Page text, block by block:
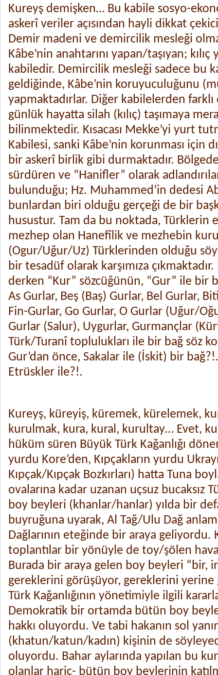
Kureyş demişken… Bu kabile sosyo-
askerî veriler açısından hayli dikkat
Demir madeni ve demircilik mesleği
Kâbe’nin anahtarını yapan/taşıyan; kılıç
kabiledir. Demircilik mesleği sadece bu
geldiğinde, Kâbe’nin koruyuculuğunu
yapmaktadırlar. Diğer kabilelerden
günlük hayatta silah (kılıç) taşımaya
bilinmektedir. Kısacası Mekke’yi yurt
Kabilesi, sanki Kâbe’nin korunması için
bir askerî birlik gibi durmaktadır. Bölgede,
sürdüren ve “Hanifler” olarak
bulunduğu; Hz. Muhammed’in dedesi
bunlardan biri olduğu gerçeği de bir
husustur. Tam da bu noktada, Türklerin
mezhep olan Hanefîlik ve mezhebin
(Ogur/Uğur/Uz) Türklerinden olduğu
bir tesadüf olarak karşımıza
derken “Kur” sözcüğünün, “Gur” ile bir
As Gurlar, Beş (Baş) Gurlar, Bel Gurlar,
Fin-Gurlar, Go Gurlar, O Gurlar (Uğur/
Gurlar (Salur), Uygurlar, Gurmançlar
Türk/Turanî toplulukları ile bir bağ söz
Gur’dan önce, Sakalar ile (İskit) bir
Etrüskler ile?!.
Kureyş, küreyiş, küremek, kürelemek,
kurulmak, kura, kural, kurultay… Evet,
hüküm süren Büyük Türk Kağanlığı
yurdu Kore’den, Kıpçakların yurdu
Kıpçak/Kıpçak Bozkırları) hatta Tuna
ovalarına kadar uzanan uçsuz bucaksız
boy beyleri (khanlar/hanlar) yılda bir
buyruğuna uyarak, Al Tağ/Ulu Dağ
Dağlarının eteğinde bir araya
toplantılar bir yönüyle de toy/şölen
Burada bir araya gelen boy beyleri “bir,
gereklerini görüşüyor, gereklerini yerine
Türk Kağanlığının yönetimiyle ilgili
Demokratik bir ortamda bütün boy
hakkı oluyordu. Ve tabi hakanın sol
(khatun/katun/kadın) kişinin de
oluyordu. Bahar aylarında yapılan bu
olanlar hariç- bütün boy beylerinin